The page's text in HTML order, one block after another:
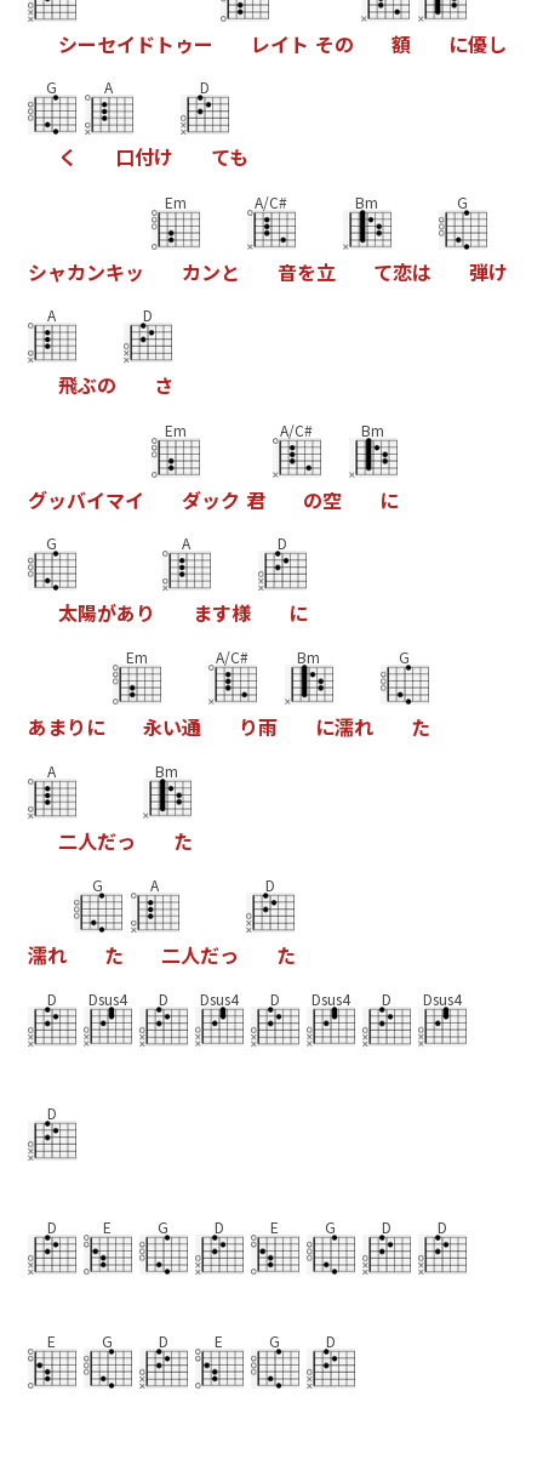
シーセイ ド ト ゥー レイ ト その 額 に優し
G
く
A
口付け
D
ても
シャカンキッ
Em
カンと
A/C#
音を立
Bm
て恋は
G
弾け
A
飛ぶの
D
さ
グッバイマイ
Em
ダック 君
A/C#
の空
Bm
に
G
太陽があ り
A
ます様
D
に
あ まり に
Em
永い通
A/C#
り雨
Bm
に濡れ
G
た
A
二人だっ
Bm
た
濡れ
G
た
A
二人だっ
D
た
D Dsus4 D Dsus4 D Dsus4 D Dsus4
D
D E G D E G D D
E G D E G D